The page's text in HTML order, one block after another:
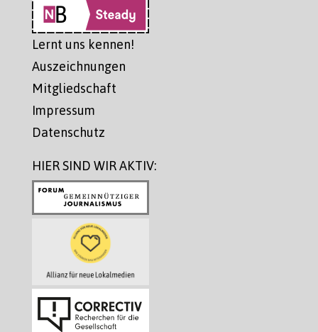
Lernt uns kennen!
Auszeichnungen
Mitgliedschaft
Impressum
Datenschutz
HIER SIND WIR AKTIV: